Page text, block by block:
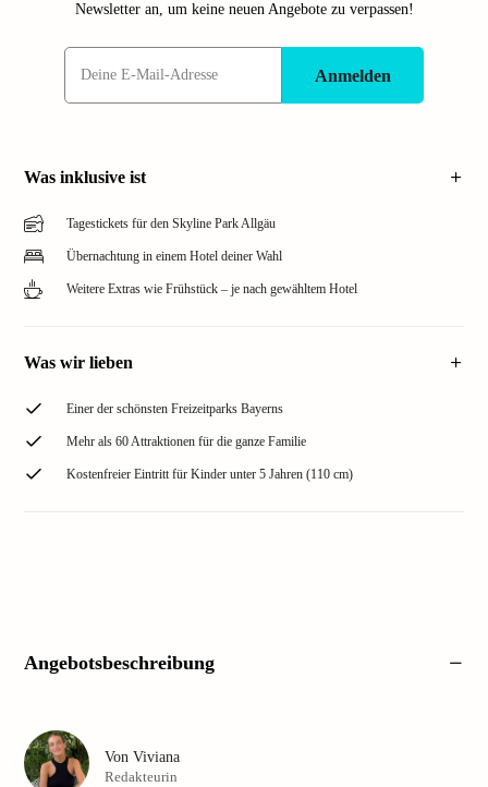
Newsletter an, um keine neuen Angebote zu verpassen!
Anmelden
Was inklusive ist
Tagestickets für den Skyline Park Allgäu
Übernachtung in einem Hotel deiner Wahl
Weitere Extras wie Frühstück – je nach gewähltem Hotel
Was wir lieben
Einer der schönsten Freizeitparks Bayerns
Mehr als 60 Attraktionen für die ganze Familie
Kostenfreier Eintritt für Kinder unter 5 Jahren (110 cm)
Angebotsbeschreibung
Von Viviana
Redakteurin